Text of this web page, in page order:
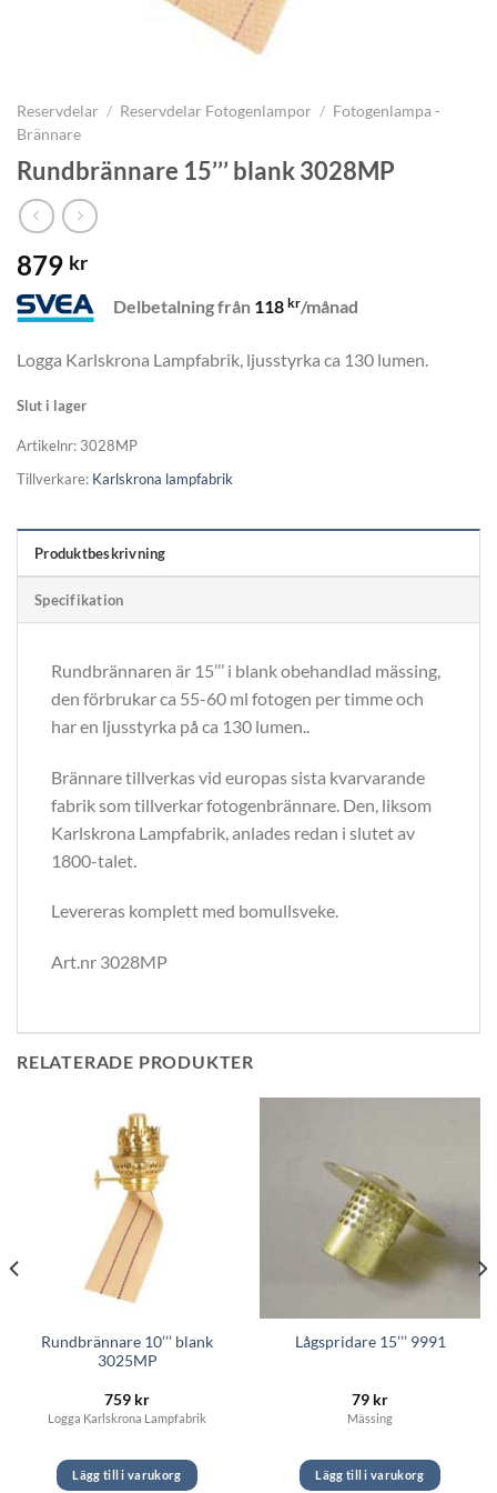
Reservdelar / Reservdelar Fotogenlampor / Fotogenlampa -
Brännare
Rundbrännare 15’’’ blank 3028MP
879 kr
Delbetalning från 118 kr/månad
Logga Karlskrona Lampfabrik, ljusstyrka ca 130 lumen.
Slut i lager
Artikelnr: 3028MP
Tillverkare: Karlskrona lampfabrik
Produktbeskrivning
Specifikation
Rundbrännaren är 15’’’ i blank obehandlad mässing,
den förbrukar ca 55-60 ml fotogen per timme och
har en ljusstyrka på ca 130 lumen..
Brännare tillverkas vid europas sista kvarvarande
fabrik som tillverkar fotogenbrännare. Den, liksom
Karlskrona Lampfabrik, anlades redan i slutet av
1800-talet.
Levereras komplett med bomullsveke.
Art.nr 3028MP
RELATERADE PRODUKTER
Rundbrännare 10’’’ blank
3025MP
759 kr
Logga Karlskrona Lampfabrik
Lägg till i varukorg
Lågspridare 15’’’ 9991
79 kr
Mässing
Lägg till i varukorg